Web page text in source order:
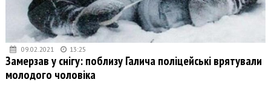
09.02.2021 13:25
Замерзав у снігу: поблизу Галича поліцейські врятували
молодого чоловіка